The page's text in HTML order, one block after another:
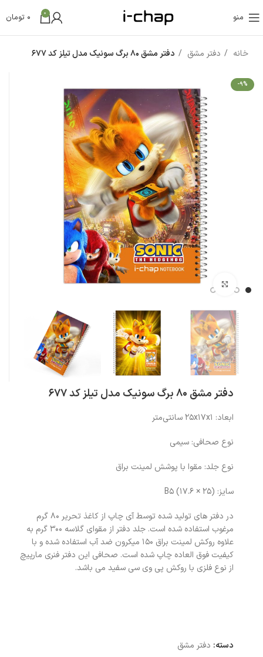
منو 0
0 تومان
خانه دفتر مشق دفتر مشق 80 برگ سونیک مدل تیلز کد 677
-9%
بزرگنمایی تصویر
دفتر مشق 80 برگ سونیک مدل تیلز کد 677
ابعاد: ۲۵x۱۷x۱ سانتی‌متر
نوع صحافی: سیمی
نوع جلد: مقوا با پوشش لمینت براق
سایز: (۲۵ × ۱۷.۶) B۵
در دفتر های تولید شده توسط آی چاپ از کاغذ تحریر 80 گرم
مرغوب استفاده شده است. جلد دفتر از مقوای گلاسه 300 گرم به
علاوه روکش لمینت براق 150 میکرون ضد آب استفاده شده و با
کیفیت فوق العاده چاپ شده است. صحافی این دفتر فنری مارپیچ
از نوع فلزی با روکش پی وی سی سفید می باشد.
دسته: دفتر مشق